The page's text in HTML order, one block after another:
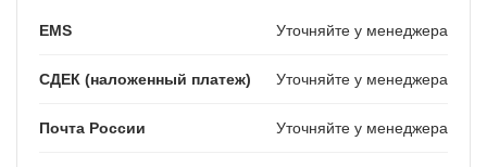
EMS Уточняйте у менеджера
СДЕК (наложенный платеж) Уточняйте у менеджера
Почта России Уточняйте у менеджера